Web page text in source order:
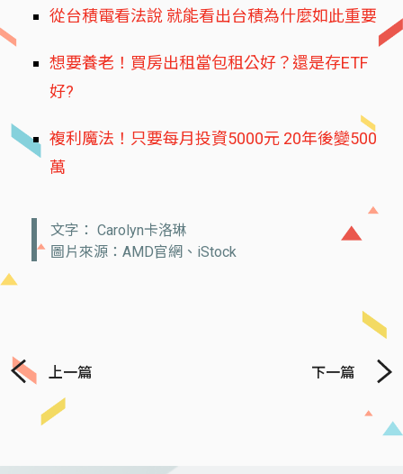
從台積電看法說 就能看出台積為什麼如此重要
想要養老！買房出租當包租公好？還是存ETF
好?
複利魔法！只要每月投資5000元 20年後變500
萬
文字： Carolyn卡洛琳
圖片來源：AMD官網、iStock
上一篇 下一篇